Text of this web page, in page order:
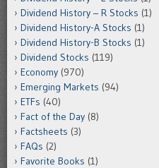
Dividend History – R Stocks (1)
Dividend History-A Stocks (1)
Dividend History-B Stocks (1)
Dividend Stocks (119)
Economy (970)
Emerging Markets (94)
ETFs (40)
Fact of the Day (8)
Factsheets (3)
FAQs (2)
Favorite Books (1)